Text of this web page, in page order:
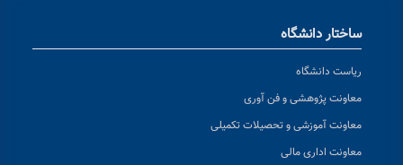
ساختار دانشگاه
ریاست دانشگاه
معاونت پژوهشی و فن آوری
معاونت آموزشی و تحصیلات تکمیلی
معاونت اداری مالی